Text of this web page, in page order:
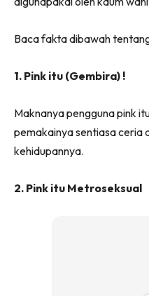
Baca fakta dibawah
1. Pink itu (Gembira) !
Maknanya pengguna pink
pemakainya sentiasa ceria
kehidupannya.
2. Pink itu Metroseksual